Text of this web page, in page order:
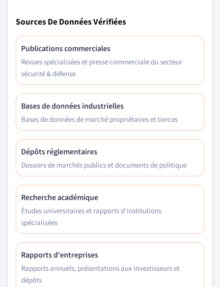
Sources De Données Vérifiées
Publications commerciales
Revues spécialisées et presse commerciale du secteur
sécurité & défense
Bases de données industrielles
Bases de données de marché propriétaires et tierces
Dépôts réglementaires
Dossiers de marchés publics et documents de politique
Recherche académique
Études universitaires et rapports d'institutions
spécialisées
Rapports d'entreprises
Rapports annuels, présentations aux investisseurs et
dépôts